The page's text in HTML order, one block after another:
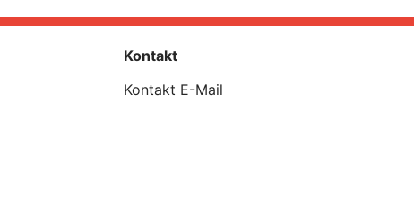
Kontakt
Kontakt E-Mail